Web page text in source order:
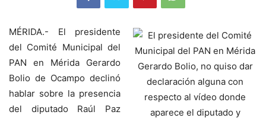
MÉRIDA.- El presidente
del Comité Municipal del
PAN en Mérida Gerardo
Bolio de Ocampo declinó
hablar sobre la presencia
del diputado Raúl Paz